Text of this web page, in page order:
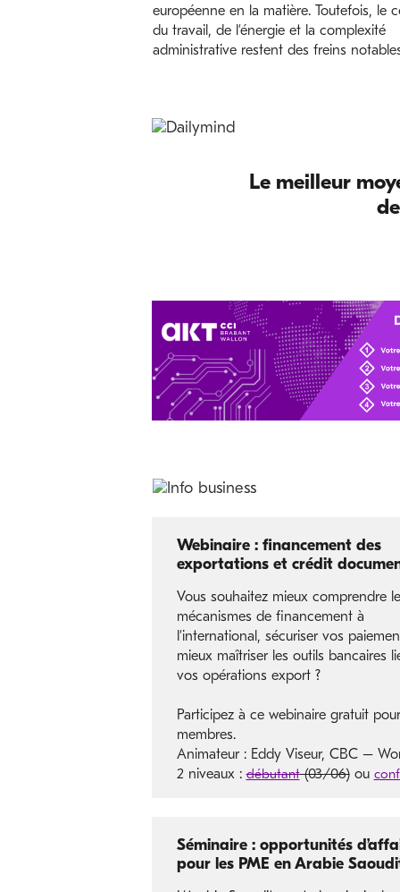
européenne en la matière. Toutefois, le
du travail, de l’énergie et la complexité
administrative restent des freins
Le meilleur
Webinaire : financement des
exportations et crédit
Vous souhaitez mieux comprendre
mécanismes de financement à
l’international, sécuriser vos
mieux maîtriser les outils bancaires
vos opérations export ?
Participez à ce webinaire gratuit
membres.
Animateur : Eddy Viseur, CBC –
2 niveaux :débutant(03/06)ou
Séminaire : opportunités
pour les PME en Arabie